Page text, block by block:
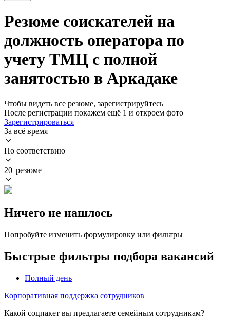
Резюме соискателей на
должность оператора по
учету ТМЦ с полной
занятостью в Аркадаке
Чтобы видеть все резюме, зарегистрируйтесь
После регистрации покажем ещё 1 и откроем фото
Зарегистрироваться
За всё время
По соответствию
20 резюме
Ничего не нашлось
Попробуйте изменить формулировку или фильтры
Быстрые фильтры подбора вакансий
Полный день
Корпоративная поддержка сотрудников
Какой соцпакет вы предлагаете семейным сотрудникам?